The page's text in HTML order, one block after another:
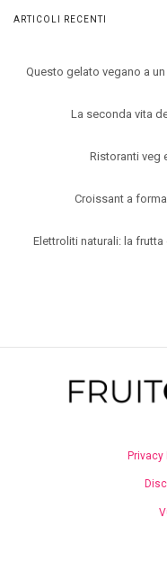
ARTICOLI RECENTI
Questo gelato vegano a
La seconda vita
Ristoranti veg
Croissant a
Elettroliti naturali: la
Privacy